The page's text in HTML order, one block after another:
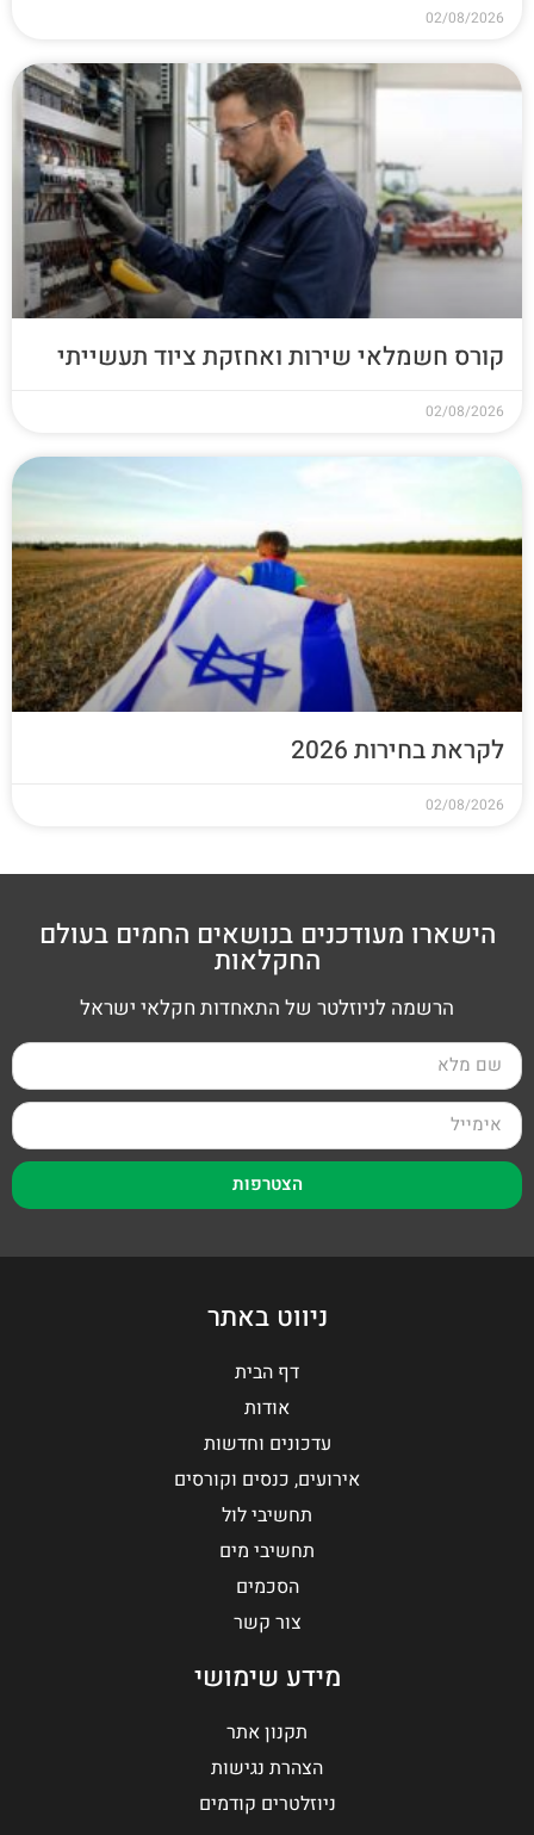
02/08/2026
קורס חשמלאי שירות ואחזקת ציוד תעשייתי
02/08/2026
לקראת בחירות 2026
02/08/2026
הישארו מעודכנים בנושאים החמים בעולם
החקלאות
הרשמה לניוזלטר של התאחדות חקלאי ישראל
הצטרפות
ניווט באתר
דף הבית
אודות
עדכונים וחדשות
אירועים, כנסים וקורסים
תחשיבי לול
תחשיבי מים
הסכמים
צור קשר
מידע שימושי
תקנון אתר
הצהרת נגישות
ניוזלטרים קודמים